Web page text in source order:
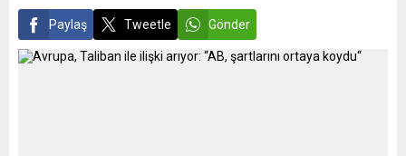
Paylaş Tweetle Gönder